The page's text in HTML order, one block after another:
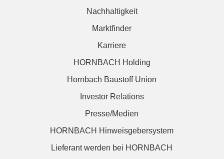
Nachhaltigkeit
Marktfinder
Karriere
HORNBACH Holding
Hornbach Baustoff Union
Investor Relations
Presse/Medien
HORNBACH Hinweisgebersystem
Lieferant werden bei HORNBACH